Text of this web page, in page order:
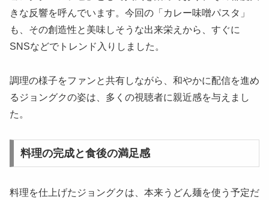
きな反響を呼んでいます。今回の「カレー味噌パスタ」
も、その創造性と美味しそうな出来栄えから、すぐに
SNSなどでトレンド入りしました。
調理の様子をファンと共有しながら、和やかに配信を進め
るジョングクの姿は、多くの視聴者に親近感を与えまし
た。
料理の完成と食後の満足感
料理を仕上げたジョングクは、本来うどん麺を使う予定だ